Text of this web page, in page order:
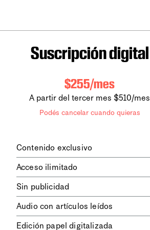
Suscripción digital
$255/mes
A partir del tercer mes $510/mes
Podés cancelar cuando quieras
Contenido exclusivo
digitales dela diaria
los contenidos de Le Monde
diplomatique.
Acceso ilimitado
contenidos.
Sin publicidad
publicitarios.
Audio con artículos leídos
Edición papel digitalizada